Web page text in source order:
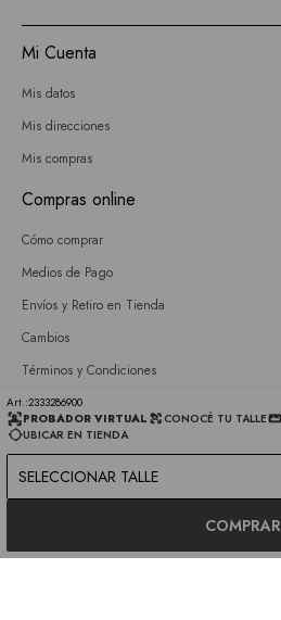
2333286900
PROBADOR VIRTUAL
CONOCÉ TU TALLE
UBICAR EN TIENDA
SELECCIONAR TALLE
COMPRAR
Mi Cuenta
Mis datos
Mis direcciones
Mis compras
Compras online
Cómo comprar
Medios de Pago
Envíos y Retiro en Tienda
Cambios
Términos y Condiciones
GIFT CARD
Empresa
Sobre nosotros
Únete a nuestro equipo